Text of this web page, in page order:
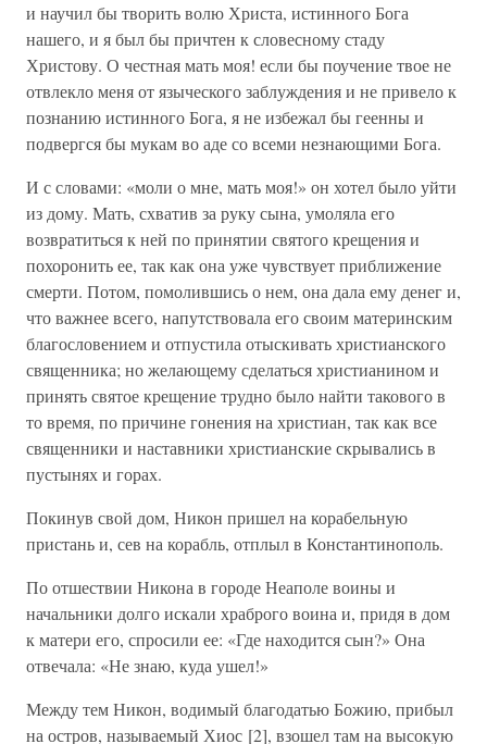
и научил бы творить волю Христа, истинного Бога
нашего, и я был бы причтен к словесному стаду
Христову. О честная мать моя! если бы поучение твое не
отвлекло меня от языческого заблуждения и не привело к
познанию истинного Бога, я не избежал бы геенны и
подвергся бы мукам во аде со всеми незнающими Бога.
И с словами: «моли о мне, мать моя!» он хотел было уйти
из дому. Мать, схватив за руку сына, умоляла его
возвратиться к ней по принятии святого крещения и
похоронить ее, так как она уже чувствует приближение
смерти. Потом, помолившись о нем, она дала ему денег и,
что важнее всего, напутствовала его своим материнским
благословением и отпустила отыскивать христианского
священника; но желающему сделаться христианином и
принять святое крещение трудно было найти такового в
то время, по причине гонения на христиан, так как все
священники и наставники христианские скрывались в
пустынях и горах.
Покинув свой дом, Никон пришел на корабельную
пристань и, сев на корабль, отплыл в Константинополь.
По отшествии Никона в городе Неаполе воины и
начальники долго искали храброго воина и, придя в дом
к матери его, спросили ее: «Где находится сын?» Она
отвечала: «Не знаю, куда ушел!»
Между тем Никон, водимый благодатью Божию, прибыл
на остров, называемый Хиос [2], взошел там на высокую